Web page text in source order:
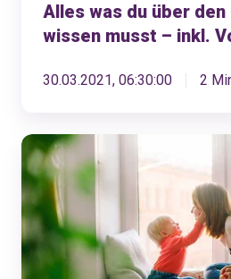
Alles was du über
wissen musst – inkl.
30.03.2021, 06:30:00 2
Kinderzulage
und
Kindergeld.